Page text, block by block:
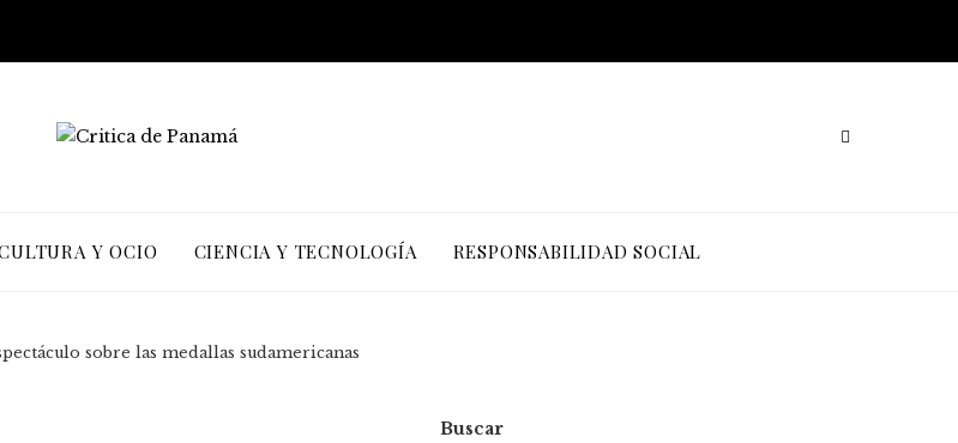
Y OCIO CIENCIA Y TECNOLOGÍA RESPONSABILIDAD SOCIAL
sobre las medallas sudamericanas
Buscar